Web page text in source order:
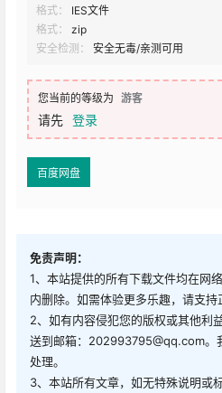
格式：
IES文件
格式：
zip
安全检测：
安全无毒/亲测可用
您当前的等级为 游客
请先 登录
百度网盘
免责声明：
1、本站提供的所有下载文件均在网
内删除。如需体验更多乐趣，请支持
2、如有内容侵犯您的版权或其他利
送到邮箱：202993795@qq.com。
处理。
3、本站所有文章，如无特殊说明或